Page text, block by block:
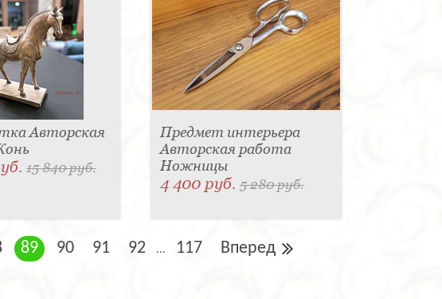
Авторская
15 840 руб.
Предмет интерьера
Авторская работа
Ножницы
4 400 руб.5 280 руб.
89 90 91 92 ... 117 Вперед